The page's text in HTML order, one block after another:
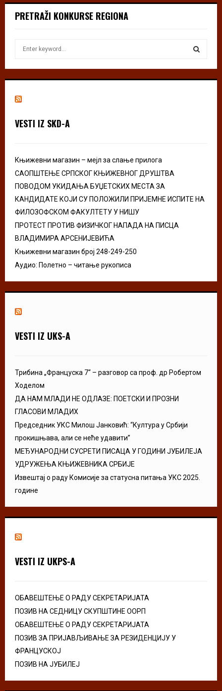
PRETRAŽI KONKURSE REGIONA
h
r
S
VESTI IZ SKD-A
Књижевни магазин – мејл за слање прилога
САОПШТЕЊЕ СРПСКОГ КЊИЖЕВНОГ ДРУШТВА
ПОВОДОМ УКИДАЊА БУЏЕТСКИХ МЕСТА ЗА
КАНДИДАТЕ КОЈИ СУ ПОЛОЖИЛИ ПРИЈЕМНЕ ИСПИТЕ НА
ФИЛОЗОФСКОМ ФАКУЛТЕТУ У НИШУ
ПРОТЕСТ ПРОТИВ ФИЗИЧКОГ НАПАДА НА ПИСЦА
ВЛАДИМИРА АРСЕНИЈЕВИЋА
Књижевни магазин број 248-249-250
Аудио: Полетно – читање рукописа
VESTI IZ UKS-A
Трибина „Француска 7“ – разговор са проф. др Робертом
Ходелом
ДА НАМ МЛАДИ НЕ ОДЛАЗЕ: ПОЕТСКИ И ПРОЗНИ
ГЛАСОВИ МЛАДИХ
Председник УКС Милош Јанковић: “Култура у Србији
прокишњава, али се неће удавити”
МЕЂУНАРОДНИ СУСРЕТИ ПИСАЦА У ГОДИНИ ЈУБИЛЕЈА
УДРУЖЕЊА КЊИЖЕВНИКА СРБИЈЕ
Извештај о раду Комисије за статусна питања УКС 2025.
године
VESTI IZ UKPS-A
ОБАВЕШТЕЊЕ О РАДУ СЕКРЕТАРИЈАТА
ПОЗИВ НА СЕДНИЦУ СКУПШТИНЕ ООРП
ОБАВЕШТЕЊЕ О РАДУ СЕКРЕТАРИЈАТА
ПОЗИВ ЗА ПРИЈАВЉИВАЊЕ ЗА РЕЗИДЕНЦИЈУ У
ФРАНЦУСКОЈ
ПОЗИВ НА ЈУБИЛЕЈ